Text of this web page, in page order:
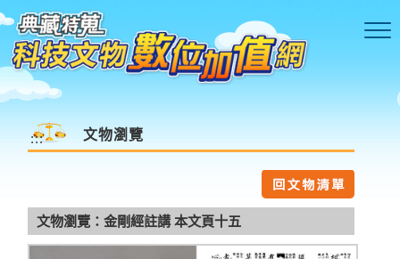
跳到主要內容區塊
::: 文物瀏覽
文物瀏覽：金剛經註講 本文頁十五